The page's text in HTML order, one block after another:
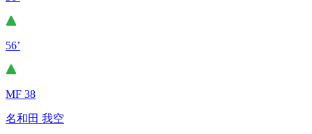
56’
MF 38
名和田 我空